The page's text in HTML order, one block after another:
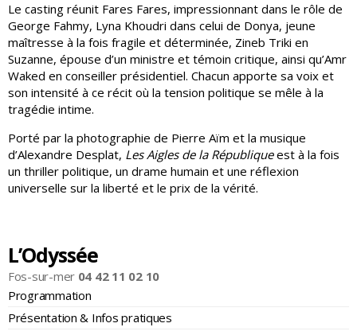
L’Odyssée
Fos-sur-mer 04 42 11 02 10
Programmation
Présentation & Infos pratiques
Le casting réunit Fares Fares, impressionnant dans le rôle de
George Fahmy, Lyna Khoudri dans celui de Donya, jeune
maîtresse à la fois fragile et déterminée, Zineb Triki en
Suzanne, épouse d’un ministre et témoin critique, ainsi qu’Amr
Waked en conseiller présidentiel. Chacun apporte sa voix et
son intensité à ce récit où la tension politique se mêle à la
tragédie intime.
Porté par la photographie de Pierre Aïm et la musique
d’Alexandre Desplat, Les Aigles de la Républiqueest à la fois
un thriller politique, un drame humain et une réflexion
universelle sur la liberté et le prix de la vérité.